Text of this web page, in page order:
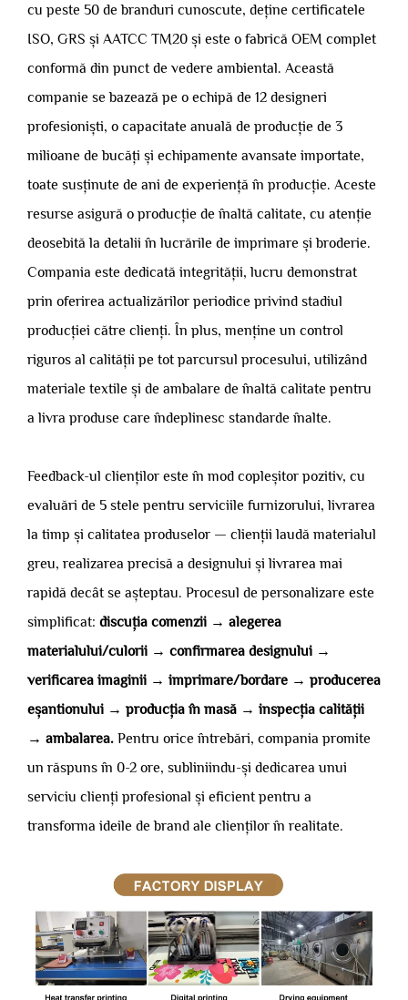
cu peste 50 de branduri cunoscute, deține certificatele
ISO, GRS și AATCC TM20 și este o fabrică OEM complet
conformă din punct de vedere ambiental. Această
companie se bazează pe o echipă de 12 designeri
profesioniști, o capacitate anuală de producție de 3
milioane de bucăți și echipamente avansate importate,
toate susținute de ani de experiență în producție. Aceste
resurse asigură o producție de înaltă calitate, cu atenție
deosebită la detalii în lucrările de imprimare și broderie.
Compania este dedicată integrității, lucru demonstrat
prin oferirea actualizărilor periodice privind stadiul
producției către clienți. În plus, menține un control
riguros al calității pe tot parcursul procesului, utilizând
materiale textile și de ambalare de înaltă calitate pentru
a livra produse care îndeplinesc standarde înalte.
Feedback-ul clienților este în mod copleșitor pozitiv, cu
evaluări de 5 stele pentru serviciile furnizorului, livrarea
la timp și calitatea produselor — clienții laudă materialul
greu, realizarea precisă a designului și livrarea mai
rapidă decât se așteptau. Procesul de personalizare este
simplificat: discuția comenzii → alegerea
materialului/culorii → confirmarea designului →
verificarea imaginii → imprimare/bordare → producerea
eșantionului → producția în masă → inspecția calității
→ ambalarea. Pentru orice întrebări, compania promite
un răspuns în 0-2 ore, subliniindu-și dedicarea unui
serviciu clienți profesional și eficient pentru a
transforma ideile de brand ale clienților în realitate.